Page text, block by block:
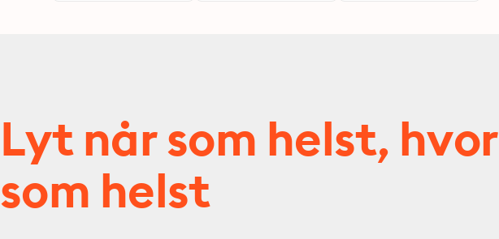
Lyt når som helst, hvor
som helst